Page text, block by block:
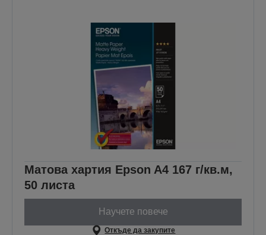
Матова хартия Epson A4 167 г/кв.м,
50 листа
Научете повече
Откъде да закупите